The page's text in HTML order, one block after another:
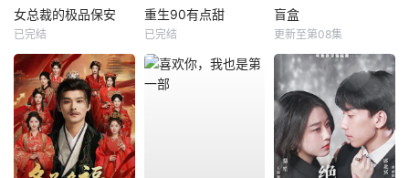
女总裁的极品保安
已完结
重生90有点甜
已完结
盲盒
更新至第08集